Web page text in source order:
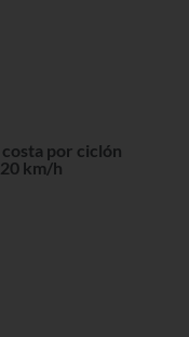
por ciclón
km/h